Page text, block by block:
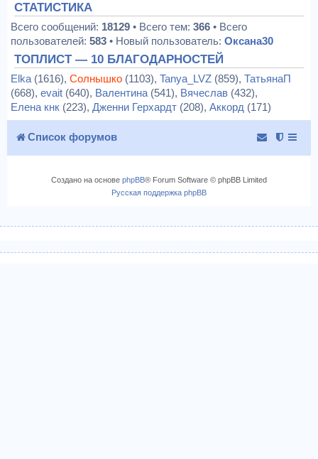
СТАТИСТИКА
Всего сообщений: 18129 • Всего тем: 366 • Всего
пользователей: 583 • Новый пользователь: Оксана30
ТОПЛИСТ — 10 БЛАГОДАРНОСТЕЙ
Elka (1616), Солнышко (1103), Tanya_LVZ (859), ТатьянаП
(668), evait (640), Валентина (541), Вячеслав (432),
Елена кнк (223), Дженни Герхардт (208), Аккорд (171)
Список форумов
Создано на основе phpBB® Forum Software © phpBB Limited
Русская поддержка phpBB